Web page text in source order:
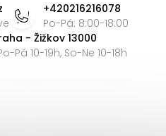
+420216216078
Po-Pá: 8:00-18:00
- Žižkov 13000
Pá 10-19h, So-Ne 10-18h